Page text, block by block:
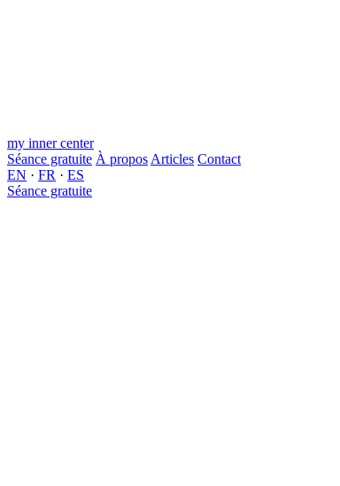
my inner center
Séance gratuite À propos Articles Contact
EN · FR · ES
Séance gratuite